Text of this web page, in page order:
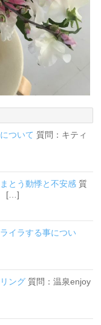
ついて 質問：キティ
とう動悸と不安感 質
[…]
イラする事につい
ング 質問：温泉enjoy